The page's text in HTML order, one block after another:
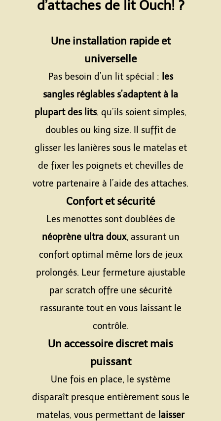
d’attaches de lit Ouch! ?
Une installation rapide et
universelle
Pas besoin d’un lit spécial : les
sangles réglables s’adaptent à la
plupart des lits, qu’ils soient simples,
doubles ou king size. Il suffit de
glisser les lanières sous le matelas et
de fixer les poignets et chevilles de
votre partenaire à l’aide des attaches.
Confort et sécurité
Les menottes sont doublées de
néoprène ultra doux, assurant un
confort optimal même lors de jeux
prolongés. Leur fermeture ajustable
par scratch offre une sécurité
rassurante tout en vous laissant le
contrôle.
Un accessoire discret mais
puissant
Une fois en place, le système
disparaît presque entièrement sous le
matelas, vous permettant de laisser